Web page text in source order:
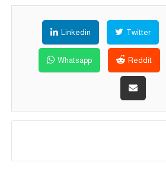
Twitter
Linkedin
Reddit
Whatsapp